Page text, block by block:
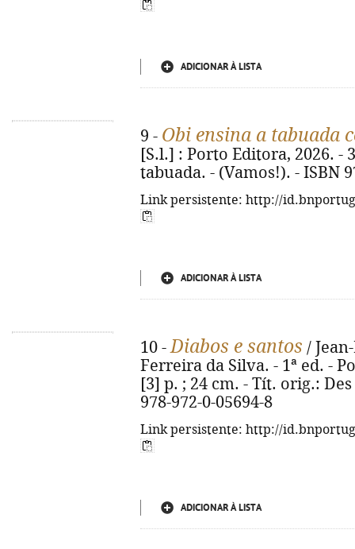
ADICIONAR À LISTA
9 - Obi ensina a tabuada
[S.l.] : Porto Editora, 2026. -
tabuada. - (Vamos!). - ISBN
Link persistente: http://
ADICIONAR À LISTA
10 -Diabos e santos /
Ferreira da Silva. - 1ª ed. -
[3] p. ; 24 cm. - Tít. orig.:
978-972-0-05694-8
Link persistente: http://
ADICIONAR À LISTA